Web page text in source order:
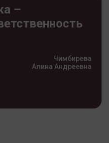
–
Чимбирева
Алина Андреевна